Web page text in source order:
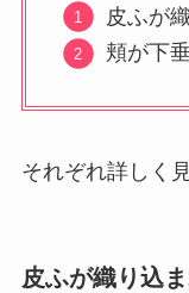
皮ふが
頬が下
それぞれ詳しく
皮ふが織り込